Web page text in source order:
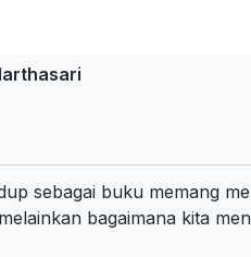
sebagai buku memang
bagaimana kita